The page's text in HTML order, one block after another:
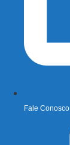
Fale Conosco